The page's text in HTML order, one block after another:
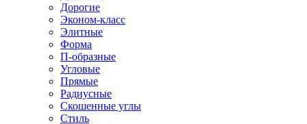
Дорогие
Эконом-класс
Элитные
Форма
П-образные
Угловые
Прямые
Радиусные
Скошенные углы
Стиль